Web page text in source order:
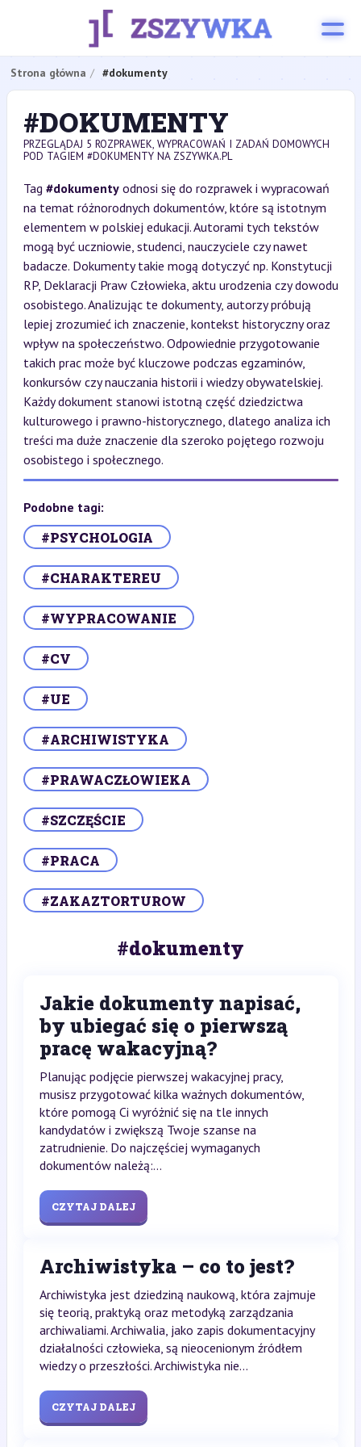
Strona główna #dokumenty
#DOKUMENTY
PRZEGLĄDAJ 5 ROZPRAWEK, WYPRACOWAŃ I ZADAŃ DOMOWYCH
POD TAGIEM #DOKUMENTY NA ZSZYWKA.PL
Tag #dokumentyodnosi się do rozprawek i wypracowań
na temat różnorodnych dokumentów, które są istotnym
elementem w polskiej edukacji. Autorami tych tekstów
mogą być uczniowie, studenci, nauczyciele czy nawet
badacze. Dokumenty takie mogą dotyczyć np. Konstytucji
RP, Deklaracji Praw Człowieka, aktu urodzenia czy dowodu
osobistego. Analizując te dokumenty, autorzy próbują
lepiej zrozumieć ich znaczenie, kontekst historyczny oraz
wpływ na społeczeństwo. Odpowiednie przygotowanie
takich prac może być kluczowe podczas egzaminów,
konkursów czy nauczania historii i wiedzy obywatelskiej.
Każdy dokument stanowi istotną część dziedzictwa
kulturowego i prawno-historycznego, dlatego analiza ich
treści ma duże znaczenie dla szeroko pojętego rozwoju
osobistego i społecznego.
Podobne tagi:
#PSYCHOLOGIA
#CHARAKTEREU
#WYPRACOWANIE
#CV
#UE
#ARCHIWISTYKA
#PRAWACZŁOWIEKA
#SZCZĘŚCIE
#PRACA
#ZAKAZTORTUROW
#dokumenty
Jakie dokumenty napisać,
by ubiegać się o pierwszą
pracę wakacyjną?
Planując podjęcie pierwszej wakacyjnej pracy,
musisz przygotować kilka ważnych dokumentów,
które pomogą Ci wyróżnić się na tle innych
kandydatów i zwiększą Twoje szanse na
zatrudnienie. Do najczęściej wymaganych
dokumentów należą:...
CZYTAJ DALEJ
Archiwistyka – co to jest?
Archiwistyka jest dziedziną naukową, która zajmuje
się teorią, praktyką oraz metodyką zarządzania
archiwaliami. Archiwalia, jako zapis dokumentacyjny
działalności człowieka, są nieocenionym źródłem
wiedzy o przeszłości. Archiwistyka nie...
CZYTAJ DALEJ